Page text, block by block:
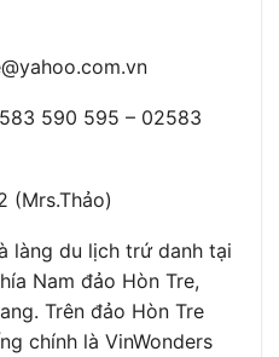
590 595 – 02583
(Mrs.Thảo)
làng du lịch trứ danh tại
Nam đảo Hòn Tre,
Trên đảo Hòn Tre
chính là VinWonders